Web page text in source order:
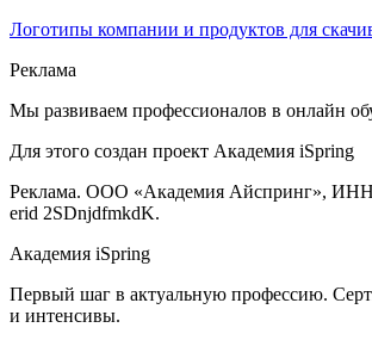
Логотипы компании и продуктов для
Реклама
Мы развиваем профессионалов в онлайн
Для этого создан проект Академия iSpring
Реклама. ООО «Академия Айспринг», ИНН
erid 2SDnjdfmkdK.
Академия iSpring
Первый шаг в актуальную профессию.
и интенсивы.